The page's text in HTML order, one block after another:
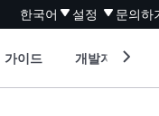
한국어 설정 문의하
가이드 개발자 도구